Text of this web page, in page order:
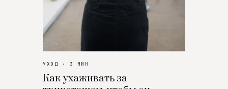
УХОД · 3 МИН
Как ухаживать за